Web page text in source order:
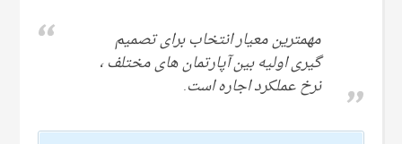
مهمترین معیار انتخاب برای تصمیم
گیری اولیه بین آپارتمان های مختلف ،
نرخ عملکرد اجاره است.